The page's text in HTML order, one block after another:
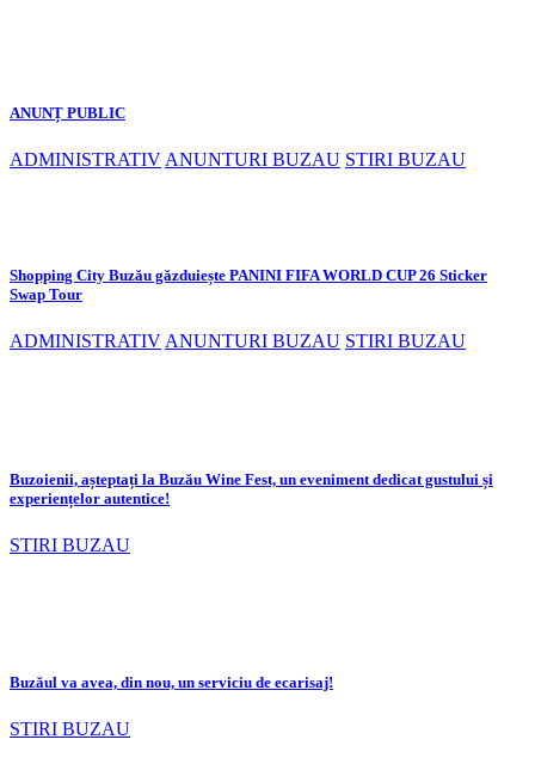
ANUNȚ PUBLIC
ADMINISTRATIV ANUNTURI BUZAU STIRI BUZAU
Shopping City Buzău găzduiește PANINI FIFA WORLD CUP 26 Sticker
Swap Tour
ADMINISTRATIV ANUNTURI BUZAU STIRI BUZAU
Buzoienii, așteptați la Buzău Wine Fest, un eveniment dedicat gustului și
experiențelor autentice!
STIRI BUZAU
Buzăul va avea, din nou, un serviciu de ecarisaj!
STIRI BUZAU